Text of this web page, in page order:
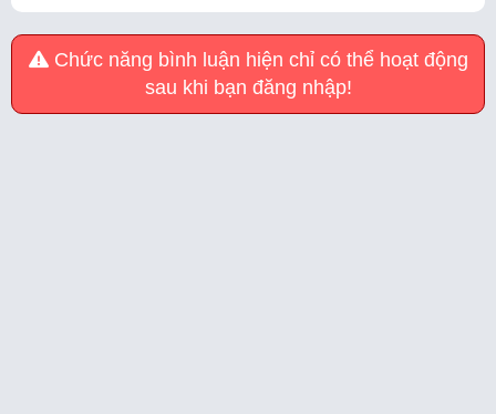
Chức năng bình luận hiện chỉ có thể hoạt động
sau khi bạn đăng nhập!